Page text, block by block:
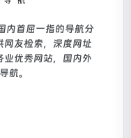
内首屈一指的导航分
网友检索，深度网址
业优秀网站，国内外
航。